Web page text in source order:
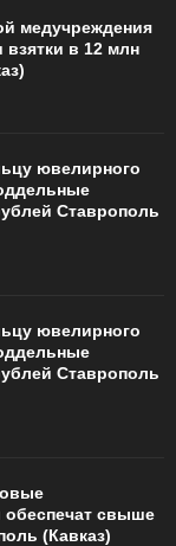
медучреждения
в 12 млн
ювелирного
Ставрополь
ювелирного
Ставрополь
обеспечат свыше
(Кавказ)